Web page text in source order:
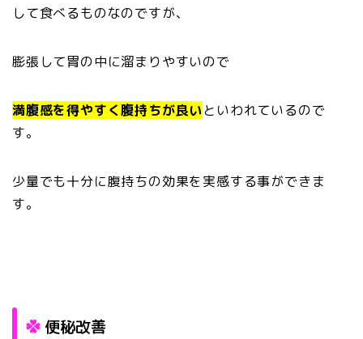
して食べるものなのですが、
膨張して胃の中に溜まりやすいので
満腹感を得やすく腹持ちが良いといわれているので
す。
少量でも十分に腹持ちの効果を実感する事ができま
す。
便秘改善